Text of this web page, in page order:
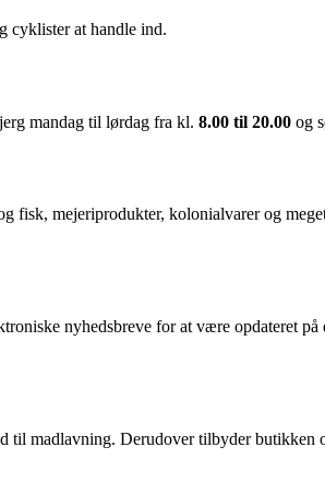
cyklister at handle ind.
mandag til lørdag fra kl. 8.00 til 20.00 og
mejeriprodukter, kolonialvarer og
nyhedsbreve for at være opdateret på
til madlavning. Derudover tilbyder butikken